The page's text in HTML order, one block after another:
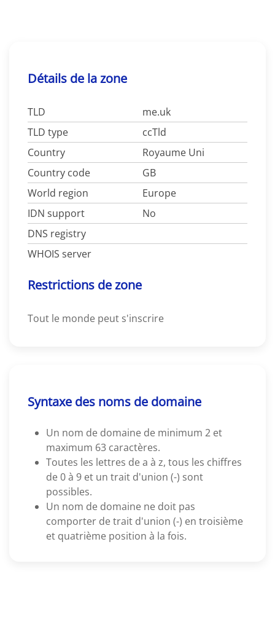
Détails de la zone
TLD
me.uk
TLD type
ccTld
Country
Royaume Uni
Country code
GB
World region
Europe
IDN support
No
DNS registry
WHOIS server
Restrictions de zone
Tout le monde peut s'inscrire
Syntaxe des noms de domaine
Un nom de domaine de minimum 2 et
maximum 63 caractères.
Toutes les lettres de a à z, tous les chiffres
de 0 à 9 et un trait d'union (-) sont
possibles.
Un nom de domaine ne doit pas
comporter de trait d'union (-) en troisième
et quatrième position à la fois.